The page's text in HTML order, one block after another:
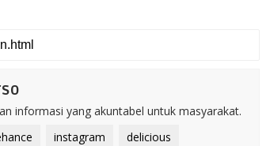
informasi yang akuntabel untuk masyarakat.
instagram delicious